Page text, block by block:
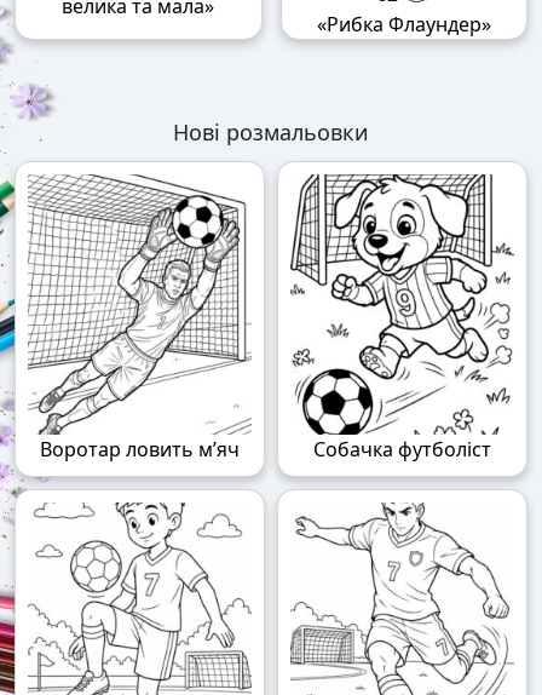
велика та мала»
«Рибка Флаундер»
Нові розмальовки
Воротар ловить м’яч Собачка футболіст